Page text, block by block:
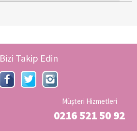
Bizi Takip Edin
Müşteri Hizmetleri
0216 521 50 92